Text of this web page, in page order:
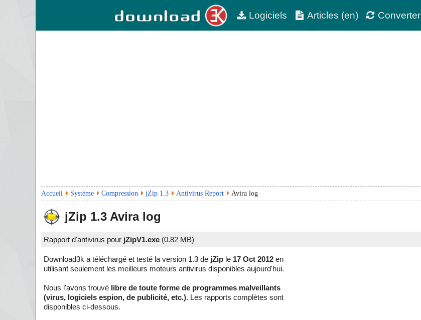
Logiciels Articles (en) Converter
Accueil Système Compression jZip 1.3 Antivirus Report Avira log
jZip 1.3 Avira log
Rapport d'antivirus pour jZipV1.exe (0.82 MB)
Download3k a téléchargé et testé la version 1.3 de jZip le 17 Oct 2012 en
utilisant seulement les meilleurs moteurs antivirus disponibles aujourd'hui.
Nous l'avons trouvé libre de toute forme de programmes malveillants
(virus, logiciels espion, de publicité, etc.). Les rapports complètes sont
disponibles ci-dessous.